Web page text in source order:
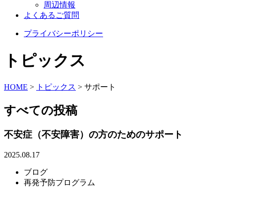
周辺情報
よくあるご質問
プライバシーポリシー
トピックス
HOME > トピックス > サポート
すべての投稿
不安症（不安障害）の方のためのサポート
2025.08.17
ブログ
再発予防プログラム